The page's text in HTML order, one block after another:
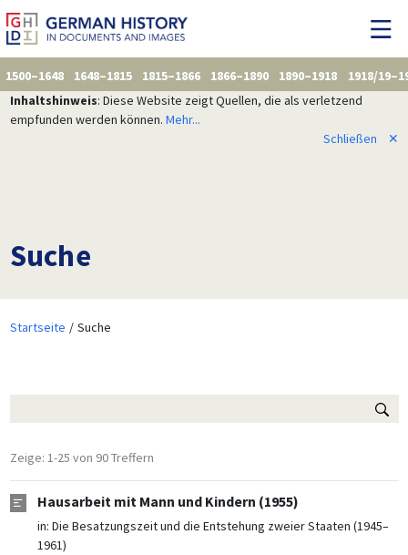
1500–1648 1648–1815 1815–1866 1866–1890 1890–1918
1918/
Inhaltshinweis: Diese Website zeigt Quellen, die als verletzend
empfunden werden können. Mehr...
Schließen
✕
Suche
Startseite Suche
Zeige: 1-25 von 90 Treffern
Hausarbeit mit Mann und Kindern (1955)
in: Die Besatzungszeit und die Entstehung zweier Staaten (1945–
1961)